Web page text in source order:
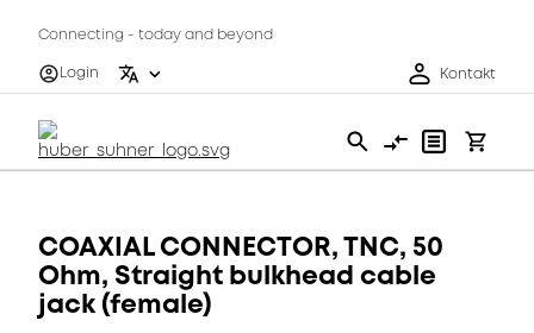
Connecting - today and beyond
Login
Kontakt
COAXIAL CONNECTOR, TNC, 50
Ohm, Straight bulkhead cable
jack (female)